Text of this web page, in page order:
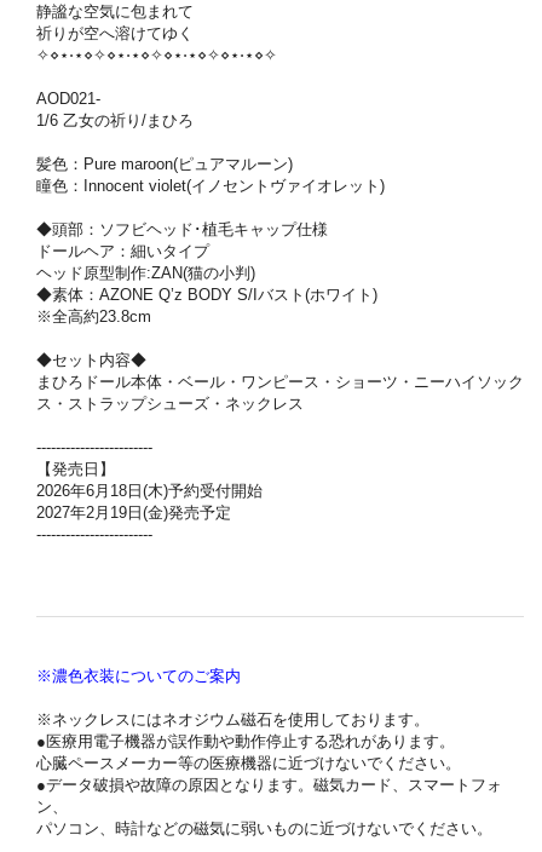
静謐な空気に包まれて
祈りが空へ溶けてゆく
✧⋄⋆⋅⋆⋄✧⋄⋆⋅⋆⋄✧⋄⋆⋅⋆⋄✧⋄⋆⋅⋆⋄✧
AOD021-
1/6 乙女の祈り/まひろ
髪色：Pure maroon(ピュアマルーン)
瞳色：Innocent violet(イノセントヴァイオレット)
◆頭部：ソフビヘッド･植毛キャップ仕様
ドールヘア：細いタイプ
ヘッド原型制作:ZAN(猫の小判)
◆素体：AZONE Q’z BODY S/Iバスト(ホワイト)
※全高約23.8cm
◆セット内容◆
まひろドール本体・ベール・ワンピース・ショーツ・ニーハイソック
ス・ストラップシューズ・ネックレス
------------------------
【発売日】
2026年6月18日(木)予約受付開始
2027年2月19日(金)発売予定
------------------------
※濃色衣装についてのご案内
※ネックレスにはネオジウム磁石を使用しております。
●医療用電子機器が誤作動や動作停止する恐れがあります。
心臓ペースメーカー等の医療機器に近づけないでください。
●データ破損や故障の原因となります。磁気カード、スマートフォ
ン、
パソコン、時計などの磁気に弱いものに近づけないでください。